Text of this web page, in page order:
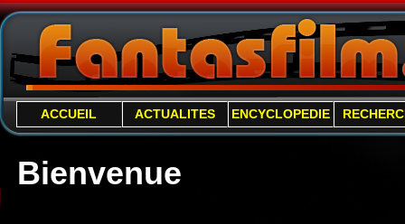
ACCUEIL ACTUALITES ENCYCLOPEDIE
Bienvenue